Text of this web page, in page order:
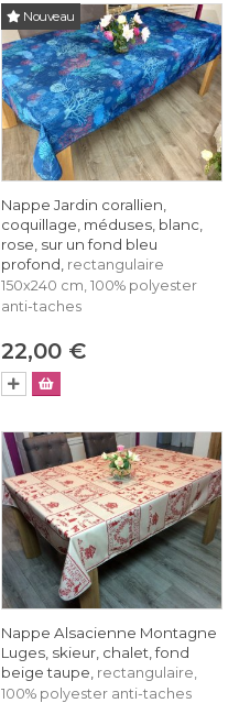
Nouveau
Nappe Jardin corallien,
coquillage, méduses, blanc,
rose, sur un fond bleu
profond, rectangulaire
150x240 cm, 100% polyester
anti-taches
22,00 €
Nappe Alsacienne Montagne
Luges, skieur, chalet, fond
beige taupe, rectangulaire,
100% polyester anti-taches